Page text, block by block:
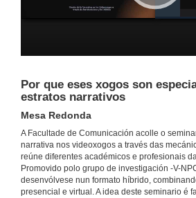
Por que eses xogos son
estratos narrativos
Mesa Redonda
A Facultade de Comunicación acolle o
narrativa nos videoxogos a través das
reúne diferentes académicos e profesionais
Promovido polo grupo de investigación -V-
desenvólvese nun formato híbrido,
presencial e virtual. A idea deste seminario é
Conferencia
5 de out. de 2023